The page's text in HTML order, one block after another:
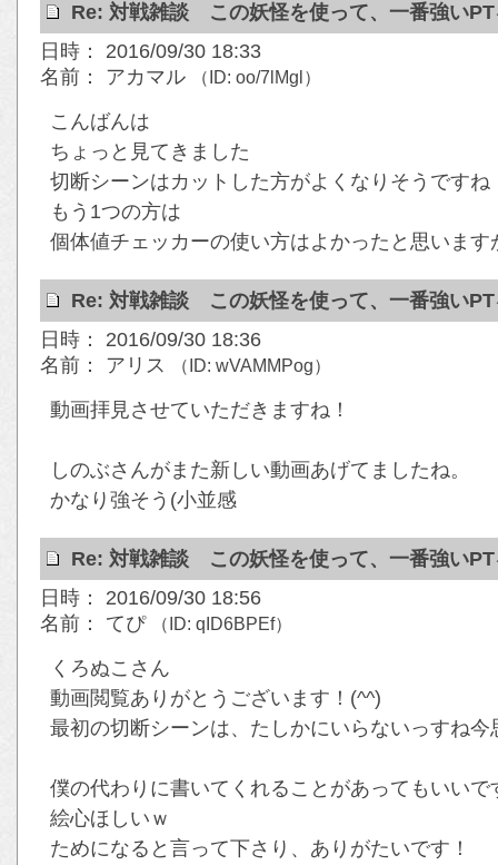
Re: 対戦雑談 この妖怪を使って、一番強い
日時： 2016/09/30 18:33
名前： アカマル
（ID: oo/7lMgl）
こんばんは
ちょっと見てきました
切断シーンはカットした方がよくなりそうですね
もう1つの方は
個体値チェッカーの使い方はよかったと思いま
Re: 対戦雑談 この妖怪を使って、一番強い
日時： 2016/09/30 18:36
名前： アリス
（ID: wVAMMPog）
動画拝見させていただきますね！
しのぶさんがまた新しい動画あげてましたね。
かなり強そう(小並感
Re: 対戦雑談 この妖怪を使って、一番強い
日時： 2016/09/30 18:56
名前： てぴ
（ID: qID6BPEf）
くろぬこさん
動画閲覧ありがとうございます！(^^)
最初の切断シーンは、たしかにいらないっすね今
僕の代わりに書いてくれることがあってもいいで
絵心ほしいｗ
ためになると言って下さり、ありがたいです！